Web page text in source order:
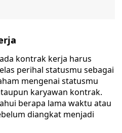
kontrak kerja harus
perihal statusmu sebagai
mengenai statusmu
karyawan kontrak.
berapa lama waktu atau
diangkat menjadi